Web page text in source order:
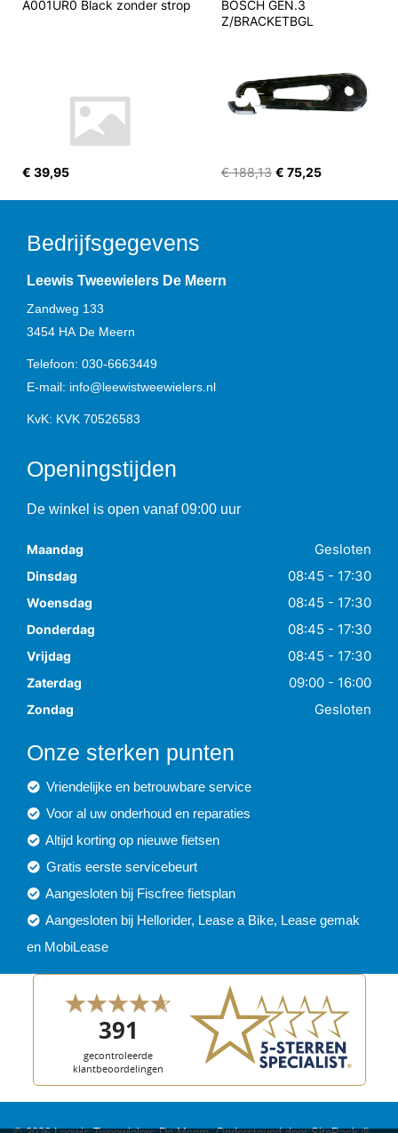
A001UR0 Black zonder strop
€ 39,95
BOSCH GEN.3
Z/BRACKETBGL
€ 188,13 € 75,25
Bedrijfsgegevens
Leewis Tweewielers De Meern
Zandweg 133
3454 HA De Meern
Telefoon: 030-6663449
E-mail: info@leewistweewielers.nl
KvK: KVK 70526583
Openingstijden
De winkel is open vanaf 09:00 uur
Maandag Gesloten
Dinsdag 08:45 - 17:30
Woensdag 08:45 - 17:30
Donderdag 08:45 - 17:30
Vrijdag 08:45 - 17:30
Zaterdag 09:00 - 16:00
Zondag Gesloten
Onze sterken punten
Vriendelijke en betrouwbare service
Voor al uw onderhoud en reparaties
Altijd korting op nieuwe fietsen
Gratis eerste servicebeurt
Aangesloten bij Fiscfree fietsplan
Aangesloten bij Hellorider, Lease a Bike, Lease gemak
en MobiLease